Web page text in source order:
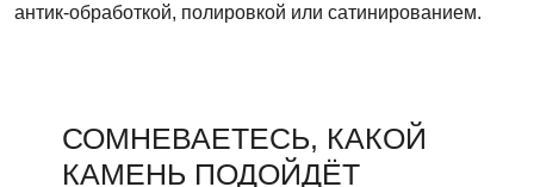
антик-обработкой, полировкой или сатинированием.
СОМНЕВАЕТЕСЬ, КАКОЙ
КАМЕНЬ ПОДОЙДЁТ